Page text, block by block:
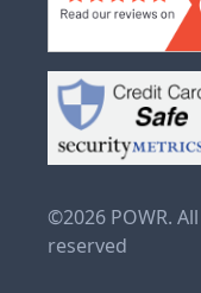
©2026 POWR.
reserved